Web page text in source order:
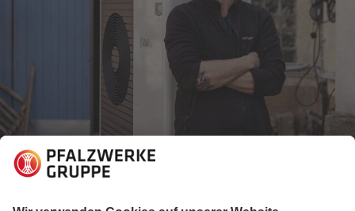
07.07.2025
Energiewelt verstehen